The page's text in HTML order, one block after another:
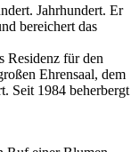
Jahrhundert. Er
bereichert das
Residenz für den
Ehrensaal, dem
Seit 1984 beherbergt